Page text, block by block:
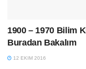
1900 – 1970 Bilim
Buradan Bakalım
12 EKIM 2016